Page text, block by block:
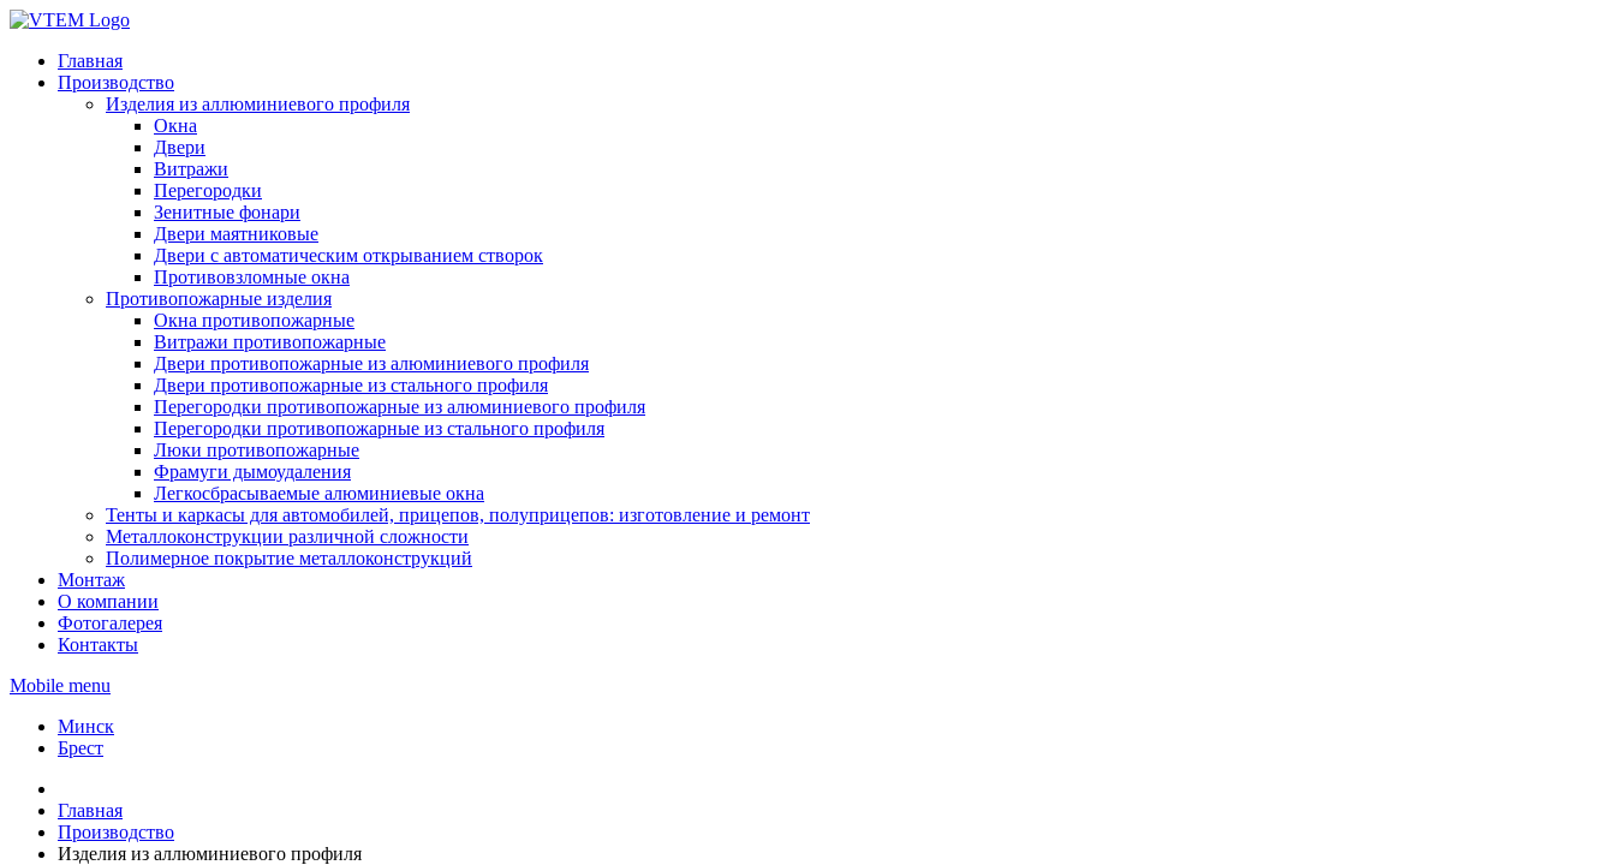
Главная
Производство
Изделия из аллюминиевого профиля
Окна
Двери
Витражи
Перегородки
Зенитные фонари
Двери маятниковые
Двери с автоматическим открыванием створок
Противовзломные окна
Противопожарные изделия
Окна противопожарные
Витражи противопожарные
Двери противопожарные из алюминиевого профиля
Двери противопожарные из стального профиля
Перегородки противопожарные из алюминиевого профиля
Перегородки противопожарные из стального профиля
Люки противопожарные
Фрамуги дымоудаления
Легкосбрасываемые алюминиевые окна
Тенты и каркасы для автомобилей, прицепов, полуприцепов: изготовление и ремонт
Металлоконструкции различной сложности
Полимерное покрытие металлоконструкций
Монтаж
О компании
Фотогалерея
Контакты
Mobile menu
Минск
Брест
Главная
Производство
Изделия из аллюминиевого профиля